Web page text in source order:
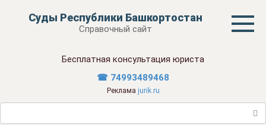
Суды Республики Башкортостан
Справочный сайт
Бесплатная консультация юриста
☎ 74993489468
Реклама jurik.ru
Поиск: